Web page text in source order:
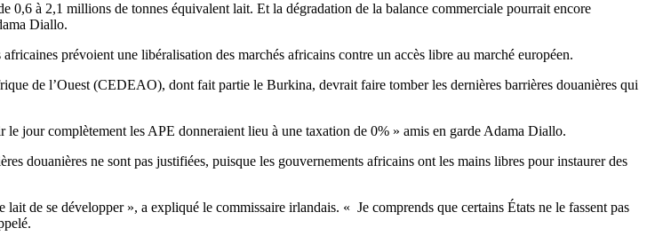
0,6 à 2,1 millions de tonnes équivalent lait. Et la dégradation de la balance commerciale pourrait encore
Diallo.
prévoient une libéralisation des marchés africains contre un accès libre au marché européen.
de l’Ouest (CEDEAO), dont fait partie le Burkina, devrait faire tomber les dernières barrières douanières qui
jour complètement les APE donneraient lieu à une taxation de 0% » amis en garde Adama Diallo.
douanières ne sont pas justifiées, puisque les gouvernements africains ont les mains libres pour instaurer des
de se développer », a expliqué le commissaire irlandais. « Je comprends que certains États ne le fassent pas